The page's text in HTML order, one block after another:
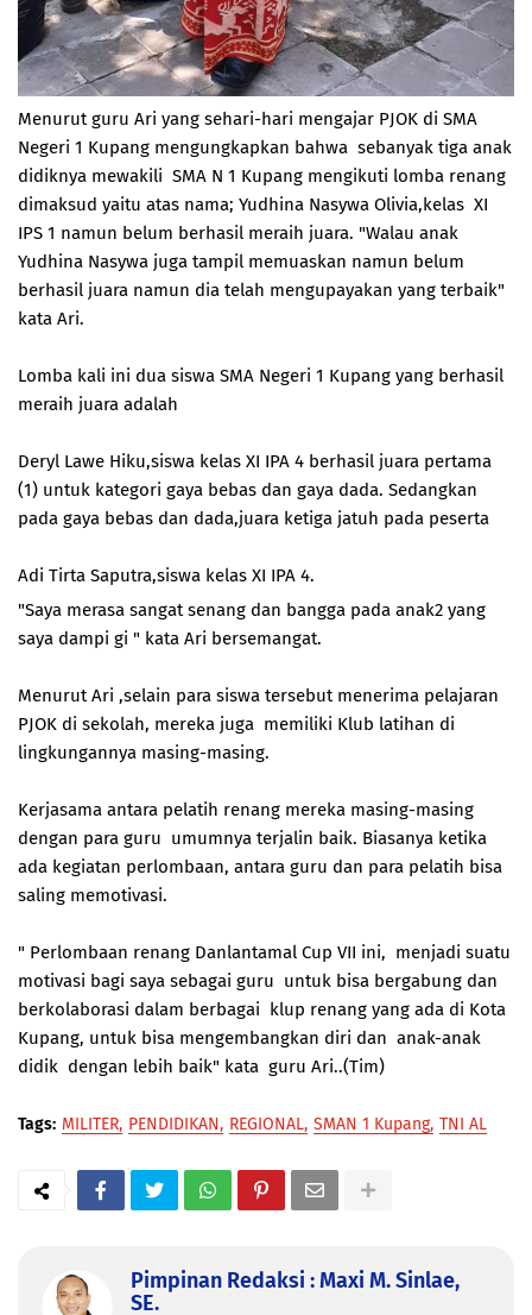
Menurut guru Ari yang sehari-hari mengajar PJOK di SMA
Negeri 1 Kupang mengungkapkan bahwa sebanyak tiga anak
didiknya mewakili SMA N 1 Kupang mengikuti lomba renang
dimaksud yaitu atas nama; Yudhina Nasywa Olivia,kelas XI
IPS 1 namun belum berhasil meraih juara. "Walau anak
Yudhina Nasywa juga tampil memuaskan namun belum
berhasil juara namun dia telah mengupayakan yang terbaik"
kata Ari.
Lomba kali ini dua siswa SMA Negeri 1 Kupang yang berhasil
meraih juara adalah
Deryl Lawe Hiku,siswa kelas XI IPA 4 berhasil juara pertama
(1) untuk kategori gaya bebas dan gaya dada. Sedangkan
pada gaya bebas dan dada,juara ketiga jatuh pada peserta
Adi Tirta Saputra,siswa kelas XI IPA 4.
"Saya merasa sangat senang dan bangga pada anak2 yang
saya dampi gi " kata Ari bersemangat.
Menurut Ari ,selain para siswa tersebut menerima pelajaran
PJOK di sekolah, mereka juga memiliki Klub latihan di
lingkungannya masing-masing.
Kerjasama antara pelatih renang mereka masing-masing
dengan para guru umumnya terjalin baik. Biasanya ketika
ada kegiatan perlombaan, antara guru dan para pelatih bisa
saling memotivasi.
" Perlombaan renang Danlantamal Cup VII ini, menjadi suatu
motivasi bagi saya sebagai guru untuk bisa bergabung dan
berkolaborasi dalam berbagai klup renang yang ada di Kota
Kupang, untuk bisa mengembangkan diri dan anak-anak
didik dengan lebih baik" kata guru Ari..(Tim)
Tags: MILITER PENDIDIKAN REGIONAL SMAN 1 Kupang TNI AL
Pimpinan Redaksi : Maxi M. Sinlae,
SE.